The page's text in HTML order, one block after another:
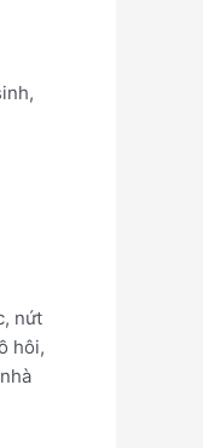
nứt
hôi,